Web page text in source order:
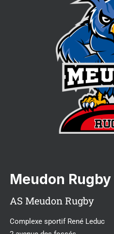
Meudon Rugby
AS Meudon Rugby
Complexe sportif René Leduc